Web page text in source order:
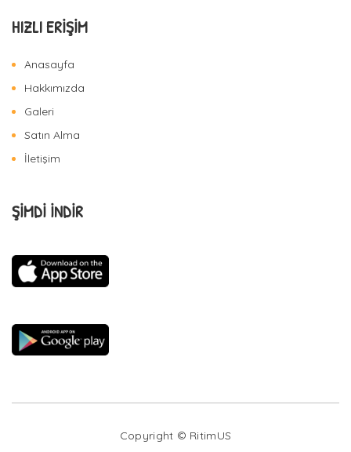
HIZLI ERIŞIM
Anasayfa
Hakkımızda
Galeri
Satın Alma
İletişim
ŞİMDİ İNDİR
Copyright © RitimUS